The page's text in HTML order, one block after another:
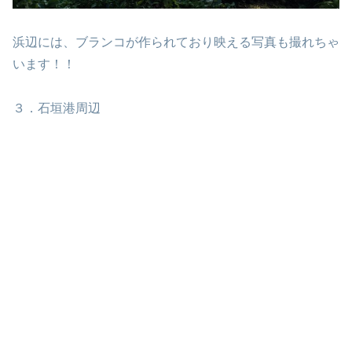
浜辺には、ブランコが作られており映える写真も撮れちゃ
います！！
３．石垣港周辺